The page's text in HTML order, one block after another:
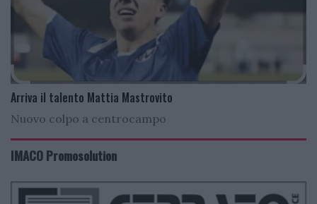
Arriva il talento Mattia Mastrovito
Nuovo colpo a centrocampo
IMACO Promosolution